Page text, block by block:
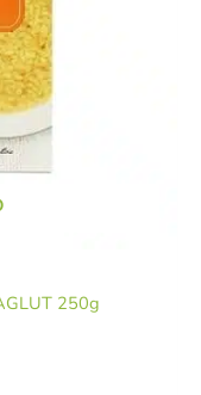
250g